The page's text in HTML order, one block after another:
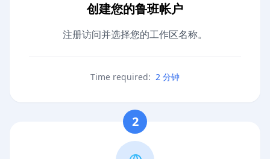
创建您的鲁班帐户
注册访问并选择您的工作区名称。
Time required: 2 分钟
2